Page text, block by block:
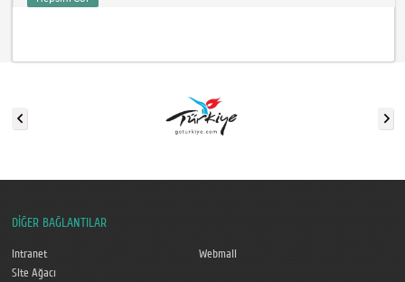
DİĞER BAĞLANTILAR
Intranet
Webmail
Site Ağacı